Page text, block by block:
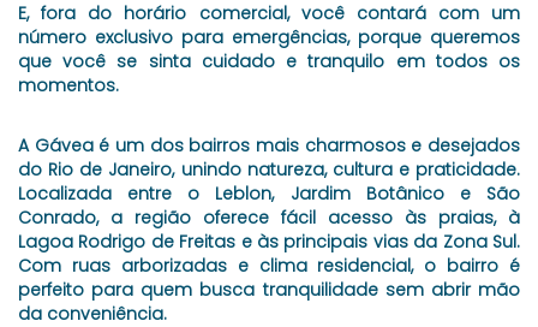
E, fora do horário comercial, você contará com um
número exclusivo para emergências, porque queremos
que você se sinta cuidado e tranquilo em todos os
momentos.
A Gávea é um dos bairros mais charmosos e desejados
do Rio de Janeiro, unindo natureza, cultura e praticidade.
Localizada entre o Leblon, Jardim Botânico e São
Conrado, a região oferece fácil acesso às praias, à
Lagoa Rodrigo de Freitas e às principais vias da Zona Sul.
Com ruas arborizadas e clima residencial, o bairro é
perfeito para quem busca tranquilidade sem abrir mão
da conveniência.